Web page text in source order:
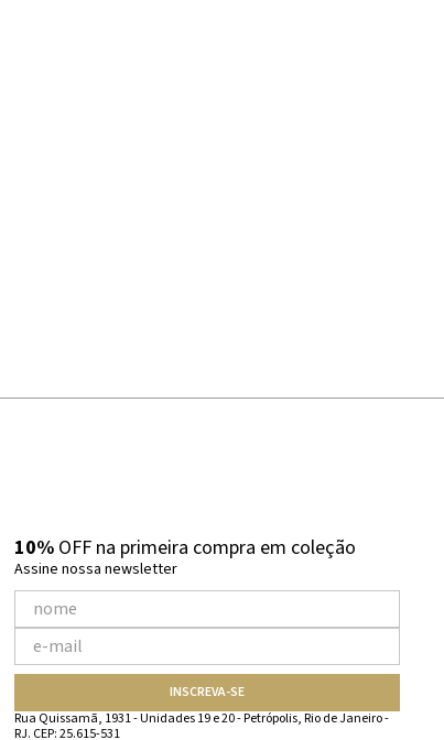
10%OFF na primeira compra em coleção
Assine nossa newsletter
INSCREVA-SE
Rua Quissamã, 1931 - Unidades 19 e 20 - Petrópolis, Rio de Janeiro -
RJ. CEP: 25.615-531